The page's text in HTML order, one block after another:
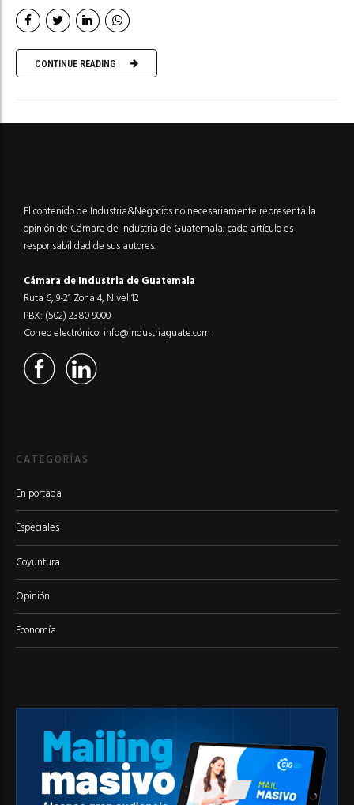
CONTINUE READING
El contenido de Industria&Negocios no necesariamente representa la
opinión de Cámara de Industria de Guatemala; cada artículo es
responsabilidad de sus autores.
Cámara de Industria de Guatemala
Ruta 6, 9-21 Zona 4, Nivel 12
PBX: (502) 2380-9000
Correo electrónico: info@industriaguate.com
CATEGORÍAS
En portada
Especiales
Coyuntura
Opinión
Economía